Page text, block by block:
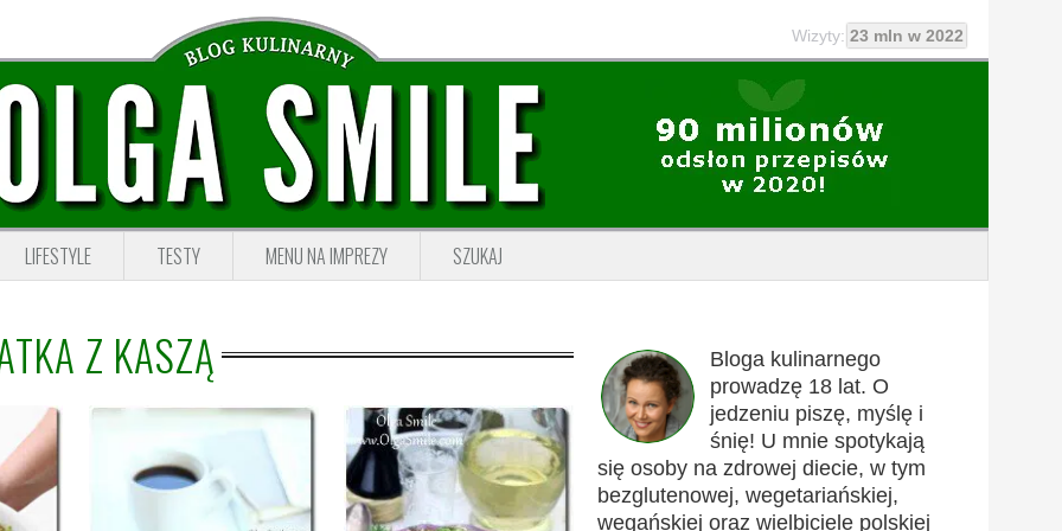
Wizyty: 23 mln w 2022
LIFESTYLE TESTY MENU NA IMPREZY SZUKAJ
Z KASZĄ
Bloga kulinarnego
prowadzę 18 lat. O
jedzeniu piszę, myślę i
śnię! U mnie spotykają
się osoby na zdrowej diecie, w tym
bezglutenowej, wegetariańskiej,
wegańskiej oraz wielbiciele polskiej